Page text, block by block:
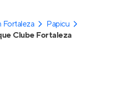
Fortaleza
Papicu
Clube Fortaleza